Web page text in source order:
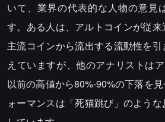
いて、業界の代表的な人物の意見
す。ある人は、アルトコインが従
主流コインから流出する流動性を
えていますが、他のアナリストは
以前の高値から80%-90%の下落を
ォーマンスは「死猫跳び」のよう